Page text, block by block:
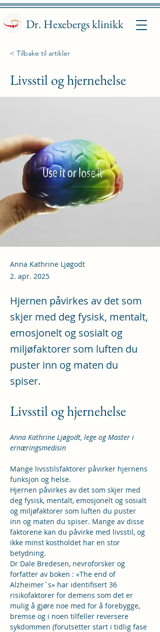
Dr. Hexebergs klinikk
< Tilbake til artikler
Livsstil og hjernehelse
Anna Kathrine Ljøgodt
2. apr. 2025
Hjernen påvirkes av det som
skjer med deg fysisk, mentalt,
emosjonelt og sosialt og
miljøfaktorer som luften du
puster inn og maten du
spiser.
Livsstil og hjernehelse
Anna Kathrine Ljøgodt, lege og Master i
ernæringsmedisin
Mange livsstilsfaktorer påvirker hjernens
funksjon og helse.
Hjernen påvirkes av det som skjer med
deg fysisk, mentalt, emosjonelt og sosialt
og miljøfaktorer som luften du puster
inn og maten du spiser. Mange av disse
faktorene kan du påvirke med livsstil, og
ikke minst kostholdet har en stor
betydning.
Dr Dale Bredesen, nevroforsker og
forfatter av boken : «The end of
Alzheimer`s» har identifisert 36
risikofaktorer for demens som det er
mulig å gjøre noe med for å forebygge,
bremse og i noen tilfeller reversere
sykdommen (forutsetter start i tidlig fase